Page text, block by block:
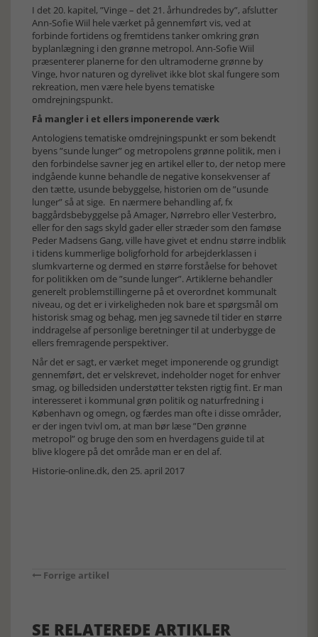
I det 20. kapitel, ”Vinge – det 21. århundredes by”, afslutter
Ann-Sofie Wiil hele værket på gennemført vis, ved at
forbinde fortidens og fremtidens tanker omkring grøn
byplanlægning i den grønne metropol. Ann-Sofie Wiil
præsenterer planerne for den ultramoderne grønne by
Vinge, hvor naturen og dyrelivet ikke blot skal fungere som
rekreation, men være hele byens tematiske
omdrejningspunkt.
Få mangler i et ellers imponerende værk
Antologiens tematiske omdrejningspunkt er som bekendt
byens ”sunde lunger” og metropolens grønne politik, men i
den forbindelse savner jeg en artikel eller to, der netop mere
indgående kunne behandle de negative konsekvenser af
den tætte, usunde bebyggelse, historien om de ”usunde
lunger” så at sige. En nærmere behandling af, fx
baggårdsbebyggelse på Amager, Nørrebro eller Vesterbro,
eller for den sags skyld gader eller stræder som den famøse
Peder Madsens Gang, ville have givet et endnu større indblik
i tidens kummerlige boligforhold for arbejderklassen i
slumkvarterne og dermed en større forståelse for behovet
for politikken om de ”sunde lunger”. Artiklerne behandler
generelt problemstillingerne på et overordnet kommunalt
niveau, og det er i virkeligheden nok bare et spørgsmål om
historisk smag og behag, men jeg savnede til tider en større
inddragelse af personlige beretninger til at underbygge de
ellers fremragende perspektiver.
Når det er sagt, er værket meget imponerende og grundigt
gennemført, det er velskrevet, indeholder noget for enhver
smag, og billedsiden understøtter teksten rigtig fint. Er man
interesseret i kommunal grøn politik og naturfredning i
København og omegn, og færdes man ofte i disse områder,
er der ingen tvivl om, at man bør læse ”Den grønne
metropol” og bruge den som en hverdagens guide til at
blive klogere på det område man er en del af.
Historie-online.dk, den 25. april 2017
Forrige artikel
SE RELATEREDE ARTIKLER